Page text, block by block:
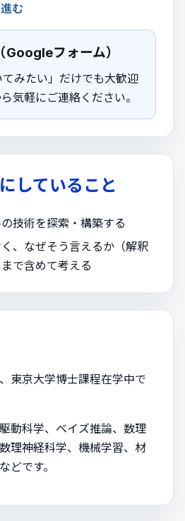
む
フォーム）
みたい」だけでも大歓迎
気軽にご連絡ください。
していること
技術を探索・構築する
く、なぜそう言えるか（解釈
で含めて考える
東京大学博士課程在学中で
動科学、ベイズ推論、数理
理神経科学、機械学習、材
どです。